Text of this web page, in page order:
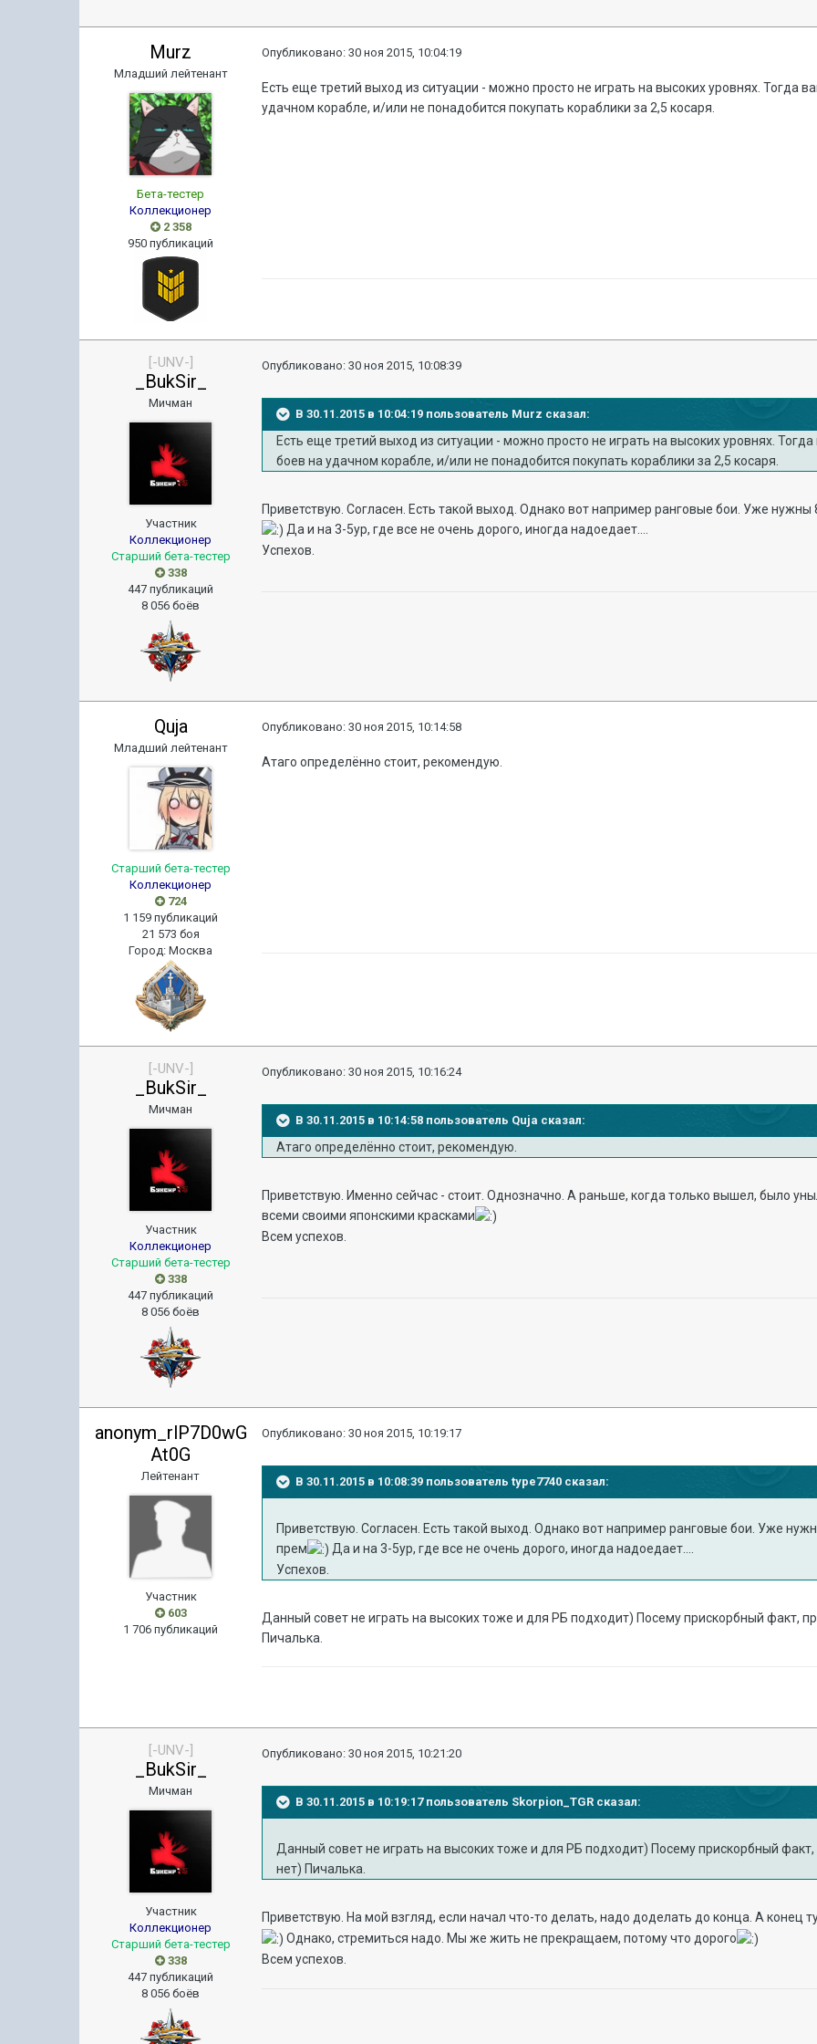
Murz
Младший лейтенант
Бета-тестер
Коллекционер
2 358
950 публикаций
Опубликовано:30 ноя 2015, 10:04:19
Есть еще третий выход из ситуации - можно просто не играть на высоких уровнях. Тогда
удачном корабле, и/или не понадобится покупать кораблики за 2,5 косаря.
[-UNV-]
_BukSir_
Мичман
Участник
Коллекционер
Старший бета-тестер
338
447 публикаций
8 056 боёв
Опубликовано:30 ноя 2015, 10:08:39
В 30.11.2015 в 10:04:19 пользователь Murz сказал:
Есть еще третий выход из ситуации - можно просто не играть на высоких уровнях.
боев на удачном корабле, и/или не понадобится покупать кораблики за 2,5 косаря.
Приветствую. Согласен. Есть такой выход. Однако вот например ранговые бои. Уже нужны
Да и на 3-5ур, где все не очень дорого, иногда надоедает....
Успехов.
Quja
Младший лейтенант
Старший бета-тестер
Коллекционер
724
1 159 публикаций
21 573 боя
Город:Москва
Опубликовано:30 ноя 2015, 10:14:58
Атаго определённо стоит, рекомендую.
[-UNV-]
_BukSir_
Мичман
Участник
Коллекционер
Старший бета-тестер
338
447 публикаций
8 056 боёв
Опубликовано:30 ноя 2015, 10:16:24
В 30.11.2015 в 10:14:58 пользователь Quja сказал:
Атаго определённо стоит, рекомендую.
Приветствую. Именно сейчас - стоит. Однозначно. А раньше, когда только вышел, было
всеми своими японскими красками
Всем успехов.
anonym_rlP7D0wG
At0G
Лейтенант
Участник
603
1 706 публикаций
Опубликовано:30 ноя 2015, 10:19:17
В 30.11.2015 в 10:08:39 пользователь type7740 сказал:
Приветствую. Согласен. Есть такой выход. Однако вот например ранговые бои. Уже
прем
Да и на 3-5ур, где все не очень дорого, иногда надоедает....
Успехов.
Данный совет не играть на высоких тоже и для РБ подходит) Посему прискорбный факт,
Пичалька.
[-UNV-]
_BukSir_
Мичман
Участник
Коллекционер
Старший бета-тестер
338
447 публикаций
8 056 боёв
Опубликовано:30 ноя 2015, 10:21:20
В 30.11.2015 в 10:19:17 пользователь Skorpion_TGR сказал:
Данный совет не играть на высоких тоже и для РБ подходит) Посему прискорбный
нет) Пичалька.
Приветствую. На мой взгляд, если начал что-то делать, надо доделать до конца. А конец
Однако, стремиться надо. Мы же жить не прекращаем, потому что дорого
Всем успехов.